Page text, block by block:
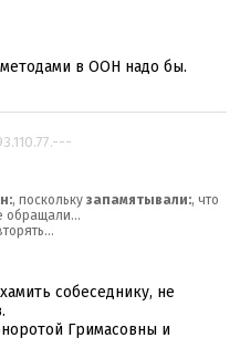
в ООН надо бы.
, поскольку запамятывали:, что
обращали...
собеседнику, не
Гримасовны и